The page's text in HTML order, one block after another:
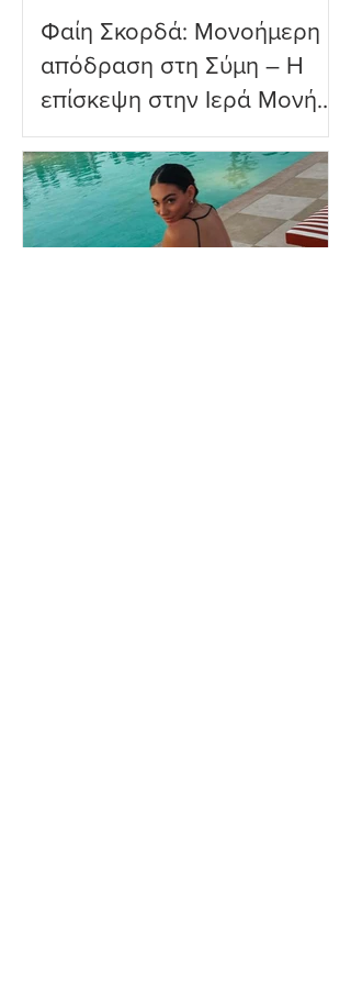
Φαίη Σκορδά: Μονοήμερη
απόδραση στη Σύμη – Η
επίσκεψη στην Ιερά Μονή
Πανορμίτη